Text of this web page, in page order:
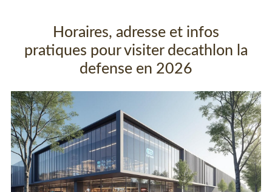
Horaires, adresse et infos
pratiques pour visiter decathlon la
defense en 2026